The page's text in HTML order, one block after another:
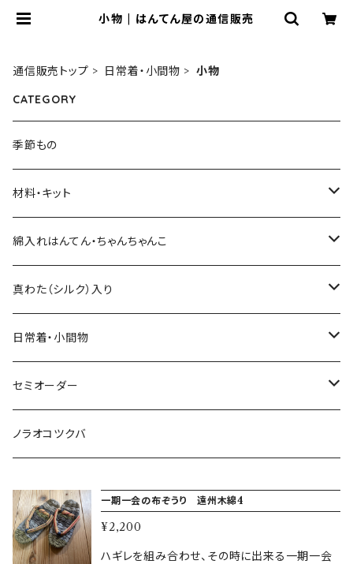
小物 | はんてん屋の通信販売
通信販売トップ 日常着・小間物
小物
CATEGORY
季節もの
材料・キット
綿入れキット
真わた（絹）の綿入れキット
わた・その他材料など
その他のキット
もんぺ
型紙、つくり方
綿入れはんてん・ちゃんちゃんこ
はんてん
ちゃんちゃんこ
綿入れ小物
真わた（シルク）入り
ひざ掛け、マフラー
日常着・小間物
まっすぐの服・エプロン
もんぺ
手ぬぐい（かまわぬ）
セミオーダー
綿入れはんてん・ちゃんちゃんこ
まっすぐの服
ノラオコツクバ
一期一会の布ぞうり 遠州木綿4
¥2,200
ハギレを組み合わせ、その時に出来る一期一会